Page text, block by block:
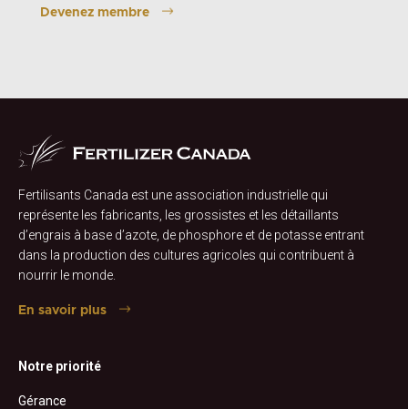
Devenez membre
Fertilisants Canada est une association industrielle qui
représente les fabricants, les grossistes et les détaillants
d’engrais à base d’azote, de phosphore et de potasse entrant
dans la production des cultures agricoles qui contribuent à
nourrir le monde.
En savoir plus
Notre priorité
Gérance